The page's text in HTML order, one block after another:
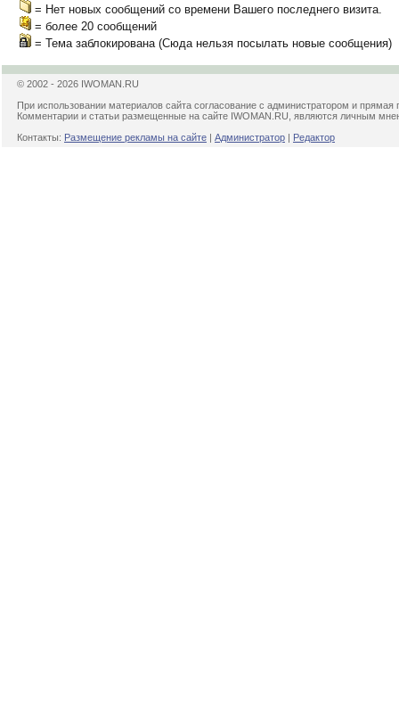
= Нет новых сообщений со времени Вашего последнего визита.
= более 20 сообщений
= Тема заблокирована (Сюда нельзя посылать новые сообщения)
© 2002 - 2026 IWOMAN.RU
При использовании материалов сайта согласование с администратором и прямая
Комментарии и статьи размещенные на сайте IWOMAN.RU, являются личным
Контакты: Размещение рекламы на сайте | Администратор | Редактор